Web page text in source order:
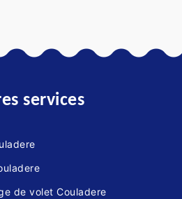
services
de volet Couladere